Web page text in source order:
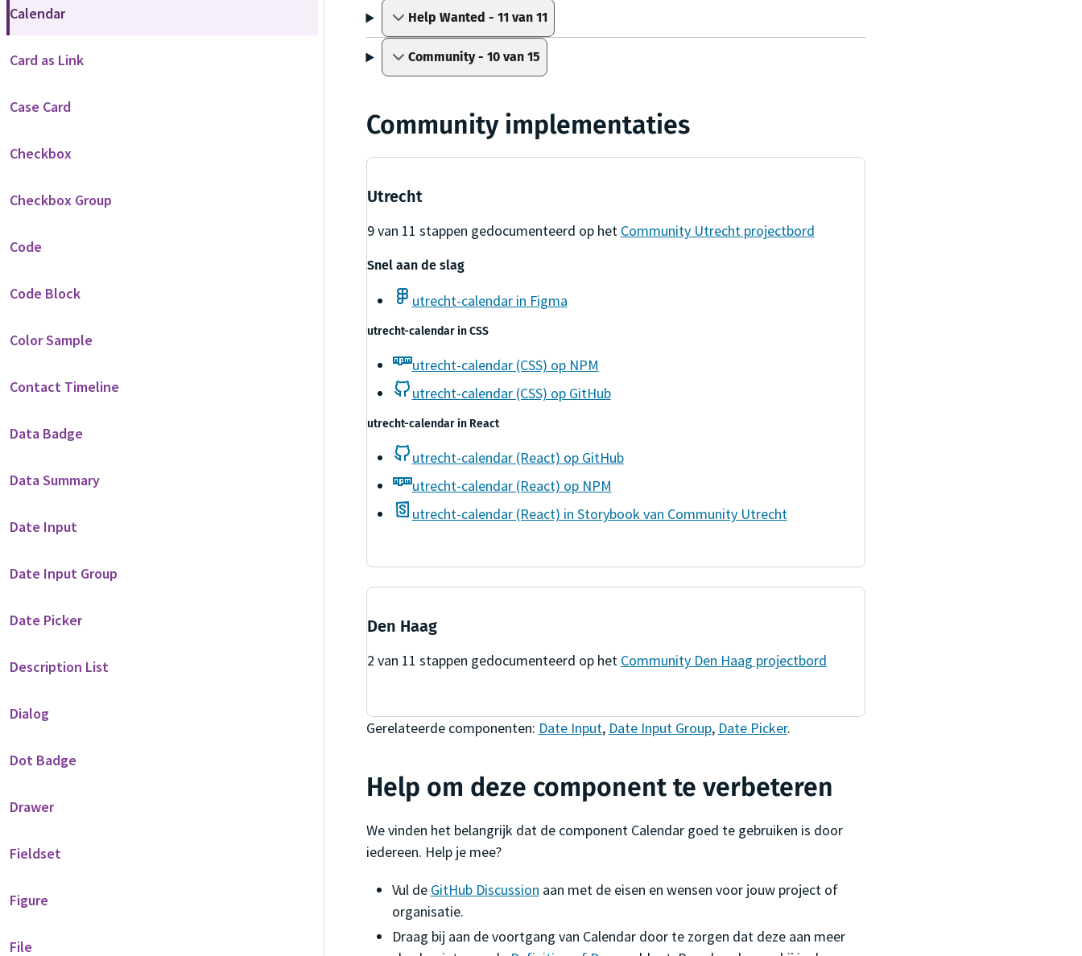
Calendar
Card as Link
Case Card
Checkbox
Checkbox Group
Code
Code Block
Color Sample
Contact Timeline
Data Badge
Data Summary
Date Input
Date Input Group
Date Picker
Description List
Dialog
Dot Badge
Drawer
Fieldset
Figure
File
Help Wanted - 11 van 11
Community - 10 van 15
Community implementaties
Utrecht
9van 11 stappen gedocumenteerd op het Community Utrechtprojectbord
Snel aan de slag
utrecht-calendar in Figma
utrecht-calendarinCSS
utrecht-calendar (CSS) op NPM
utrecht-calendar (CSS) op GitHub
utrecht-calendarin React
utrecht-calendar (React) op GitHub
utrecht-calendar (React) op NPM
utrecht-calendar (React) in Storybook van Community Utrecht
Den Haag
2 van 11 stappen gedocumenteerd op het Community Den Haag projectbord
Gerelateerde componenten: Date Input, Date Input Group, Date Picker.
Help om deze component te verbeteren
We vinden het belangrijk dat de component Calendargoed te gebruiken is door
iedereen. Help je mee?
Vul de GitHub Discussion aan met de eisen en wensen voor jouw project of
organisatie.
Draag bij aan de voortgang van Calendardoor te zorgen dat deze aan meer